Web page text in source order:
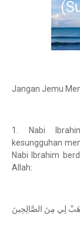
Jangan Jemu
1. Nabi
kesungguhan
Nabi Ibrahim
Allah:
لِي مِنَ الصَّالِحِينَ